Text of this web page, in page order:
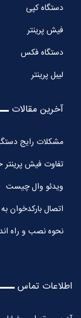
دستگاه کپی
فیش پرینتر
دستگاه فکس
لیبل پرینتر
آخرین مقالات
مشکلات رایج
تفاوت فیش پرینتر
ویدئو وال چیست
اتصال بارکدخوان به
نحوه نصب و راه
اطلاعات تماس